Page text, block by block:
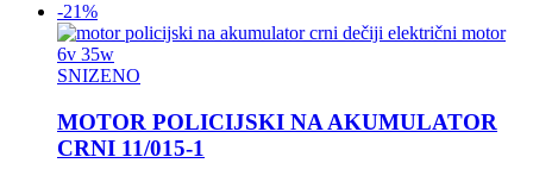
-21%
SNIZENO
MOTOR POLICIJSKI NA AKUMULATOR
CRNI 11/015-1